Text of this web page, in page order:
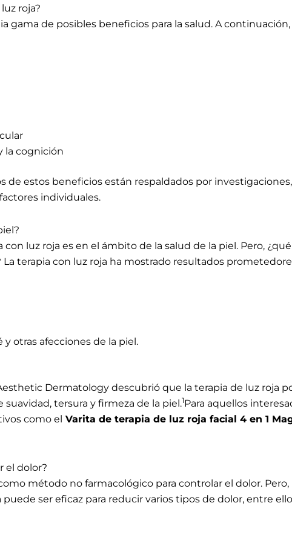
roja?
gama de posibles beneficios para la salud. A
la cognición
estos beneficios están respaldados por
individuales.
luz roja es en el ámbito de la salud de la piel. Pero,
terapia con luz roja ha mostrado resultados
otras afecciones de la piel.
Dermatology descubrió que la terapia de luz roja
tersura y firmeza de la piel.1Para aquellos
como el Varita de terapia de luz roja facial 4 en 1
el dolor?
método no farmacológico para controlar el dolor.
ser eficaz para reducir varios tipos de dolor, entre